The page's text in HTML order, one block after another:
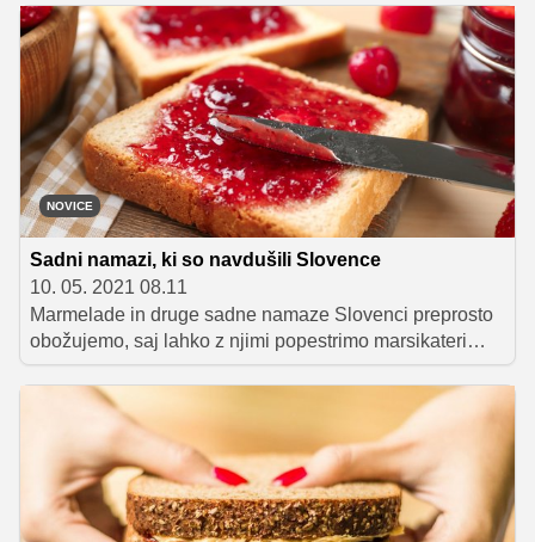
čija semena in pustite, da se zmes zgosti. Dobili boste
okusno in tudi veliko bolj zdravo marmelado, ki jo lahko
namažete na kruh ali pa uporabite za pripravo
poljubnega peciva.
NOVICE
Sadni namazi, ki so navdušili Slovence
10. 05. 2021 08.11
Marmelade in druge sadne namaze Slovenci preprosto
obožujemo, saj lahko z njimi popestrimo marsikateri
obrok, od zajtrka pa vse do sladice. Tokrat vam
predstavljamo sadne izdelke, ki s svojim pristnim
okusom po sadju navdušujejo vse po vrsti, zato so tudi
zasluženo postali največji hit.